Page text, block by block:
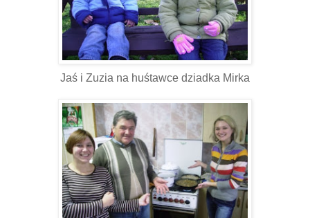
Jaś i Zuzia na huśtawce dziadka Mirka